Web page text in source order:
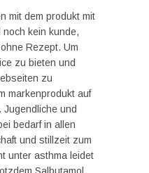
mit dem produkt mit
kein kunde,
Rezept. Um
zu bieten und
zu
markenprodukt auf
Jugendliche und
bedarf in allen
und stillzeit zum
unter asthma leidet